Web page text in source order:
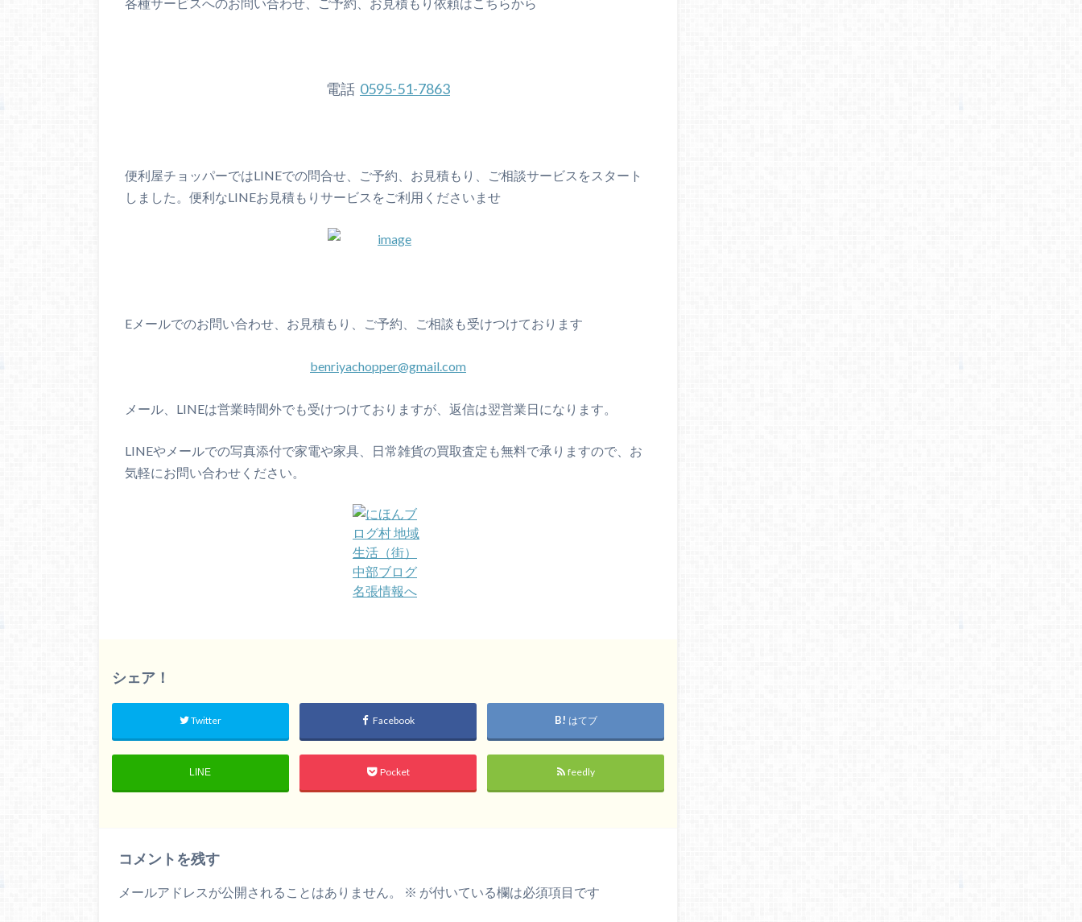
電話 0595-51-7863
便利屋チョッパーではLINEでの問合せ、ご予約、お見積もり、ご相談サービスをスタート
しました。便利なLINEお見積もりサービスをご利用くださいませ
Eメールでのお問い合わせ、お見積もり、ご予約、ご相談も受けつけております
benriyachopper@gmail.com
メール、LINEは営業時間外でも受けつけておりますが、返信は翌営業日になります。
LINEやメールでの写真添付で家電や家具、日常雑貨の買取査定も無料で承りますので、お
気軽にお問い合わせください。
シェア！
Twitter Facebook はてブ
LINE Pocket feedly
コメントを残す
メールアドレスが公開されることはありません。 ※ が付いている欄は必須項目です